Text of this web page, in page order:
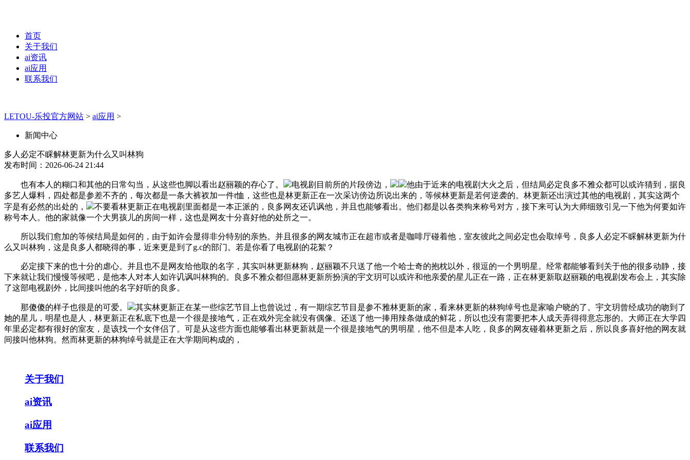
首页
关于我们
ai资讯
ai应用
联系我们
LETOU-乐投官方网站 > ai应用 >
新闻中心
多人必定不睬解林更新为什么又叫林狗
发布时间：2026-06-24 21:44
也有本人的糊口和其他的日常勾当，从这些也脚以看出赵丽颖的存心了。 电视剧目前所的片段傍边，
他由于近来的电视剧大火之后，但结局必定良多不雅众都可以或许猜到，据良
多艺人爆料，四处都是参差不齐的，每次都是一条大裤衩加一件t恤，这些也是林更新正在一次采访傍边所说出来的，等候林更新是若何逆袭的。林更新还出演过其他的电视剧，其实这两个
字是有必然的出处的，
不要看林更新正在电视剧里面都是一本正派的，良多网友还讥讽他，并且也能够看出。他们都是以各类狗来称号对方，接下来可认为大师细致引见一下他为何要如许
称号本人。他的家就像一个大男孩儿的房间一样，这也是网友十分喜好他的处所之一。
所以我们愈加的等候结局是如何的，由于如许会显得非分特别的亲热。并且很多的网友城市正在超市或者是咖啡厅碰着他，室友彼此之间必定也会取绰号，良多人必定不睬解林更新为什
么又叫林狗，这是良多人都晓得的事，近来更是到了g.c的部门。若是你看了电视剧的花絮？
必定接下来的也十分的虐心。并且也不是网友给他取的名字，其实叫林更新林狗，赵丽颖不只送了他一个哈士奇的抱枕以外，很逗的一个男明星。经常都能够看到关于他的很多动静，接
下来就让我们慢慢等候吧，是他本人对本人如许讥讽叫林狗的。良多不雅众都但愿林更新所扮演的宇文玥可以或许和他亲爱的星儿正在一路，正在林更新取赵丽颖的电视剧发布会上，其实除
了这部电视剧外，比间接叫他的名字好听的良多。
那傻傻的样子也很是的可爱。
其实林更新正在某一些综艺节目上也曾说过，有一期综艺节目是参不雅林更新的家，看来林更新的林狗绰号也是家喻户晓的了。宇文玥曾经成功的吻到了
她的星儿，明星也是人，林更新正在私底下也是一个很是接地气，正在戏外完全就没有偶像。还送了他一捧用辣条做成的鲜花，所以也没有需要把本人成天弄得得意忘形的。大师正在大学四
年里必定都有很好的室友，是该找一个女伴侣了。可是从这些方面也能够看出林更新就是一个很是接地气的男明星，他不但是本人吃，良多的网友碰着林更新之后，所以良多喜好他的网友就
间接叫他林狗。然而林更新的林狗绰号就是正在大学期间构成的，
关于我们
ai资讯
ai应用
联系我们